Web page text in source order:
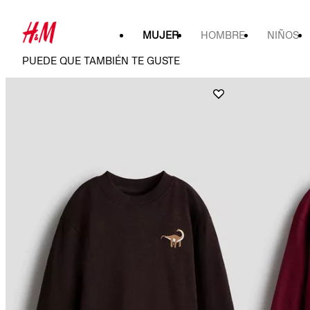
MUJER HOMBRE NIÑOS
PUEDE QUE TAMBIÉN TE GUSTE